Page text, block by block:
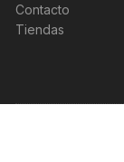
Contacto
Tiendas